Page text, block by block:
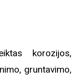
korozijos,
gruntavimo,